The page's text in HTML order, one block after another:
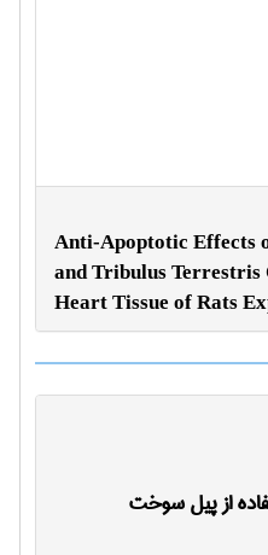
Anti-Apoptotic Effects
and Tribulus Terrestris
Heart Tissue of Rats
از پیل سوخت